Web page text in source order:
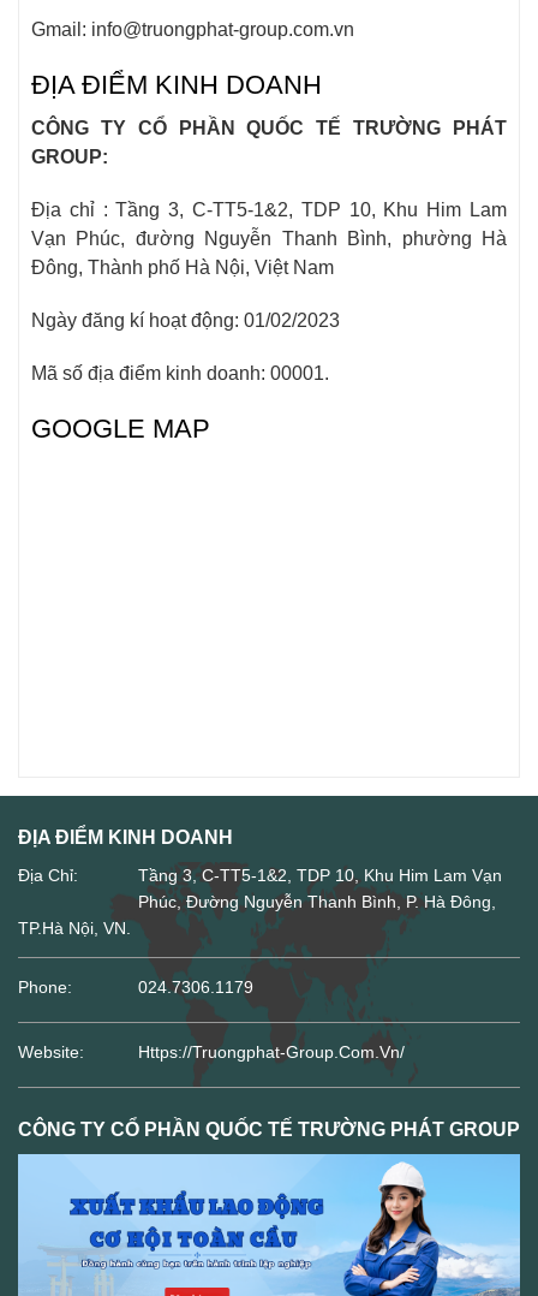
Gmail: info@truongphat-group.com.vn
ĐỊA ĐIỂM KINH DOANH
CÔNG TY CỔ PHẦN QUỐC TẾ TRƯỜNG PHÁT
GROUP:
Địa chỉ : Tầng 3, C-TT5-1&2, TDP 10, Khu Him Lam
Vạn Phúc, đường Nguyễn Thanh Bình, phường Hà
Đông, Thành phố Hà Nội, Việt Nam
Ngày đăng kí hoạt động: 01/02/2023
Mã số địa điểm kinh doanh: 00001.
GOOGLE MAP
ĐỊA ĐIỂM KINH DOANH
Địa Chỉ:
Tầng 3, C-TT5-1&2, TDP 10, Khu Him Lam Vạn
Phúc, Đường Nguyễn Thanh Bình, P. Hà Đông,
TP.Hà Nội, VN.
Phone: 024.7306.1179
Website: Https://truongphat-Group.com.vn/
CÔNG TY CỔ PHẦN QUỐC TẾ TRƯỜNG PHÁT GROUP